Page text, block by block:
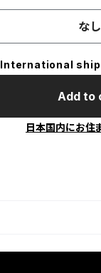
なし
International
Add to
日本国内にお住